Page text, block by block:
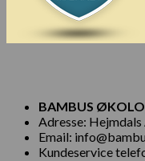
BAMBUS
Adresse:
Email:
Kundeservice